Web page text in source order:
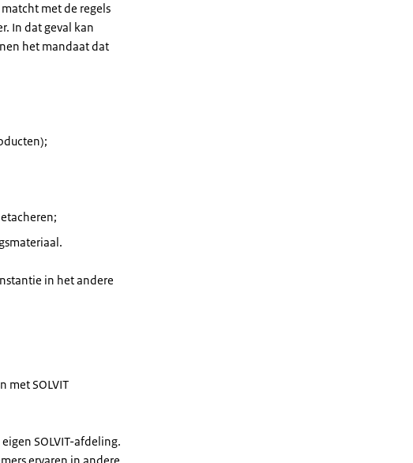
met de regels
In dat geval kan
het mandaat dat
in het andere
met SOLVIT
SOLVIT-afdeling.